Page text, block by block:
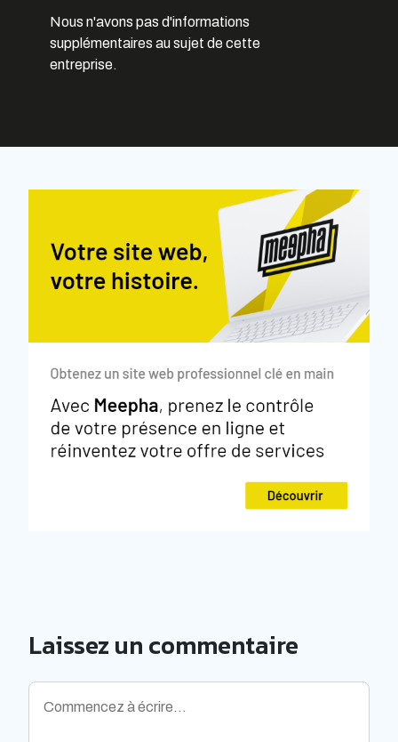
Nous n'avons pas d'informations
supplémentaires au sujet de cette
entreprise.
Laissez un commentaire